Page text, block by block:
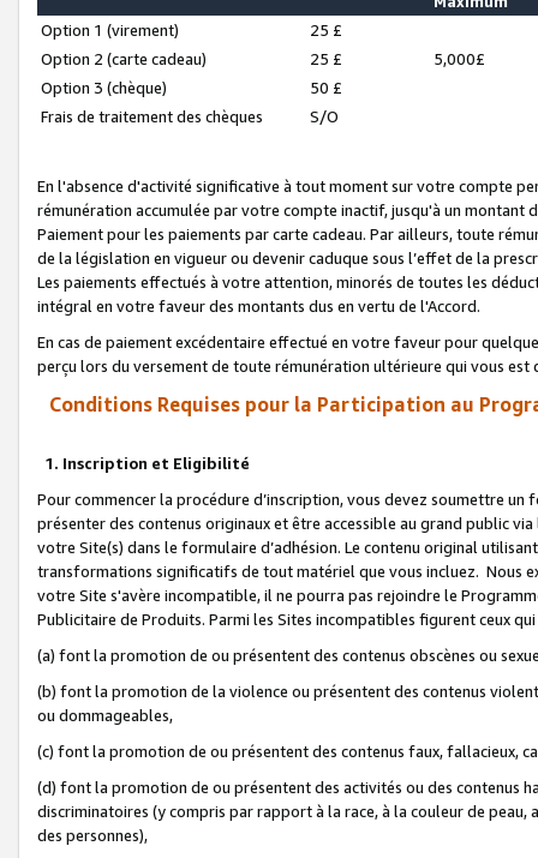
Option 1 (virement)
25 £
Option 2 (carte cadeau)
25 £
5,000£
Option 3 (chèque)
50 £
Frais de traitement des chèques
S/O
En l'absence d'activité significative à tout moment sur votre compte
rémunération accumulée par votre compte inactif, jusqu'à un montant
Paiement pour les paiements par carte cadeau. Par ailleurs, toute
de la législation en vigueur ou devenir caduque sous l’effet de la
Les paiements effectués à votre attention, minorés de toutes les
intégral en votre faveur des montants dus en vertu de l'Accord.
En cas de paiement excédentaire effectué en votre faveur pour
perçu lors du versement de toute rémunération ultérieure qui vous est
Conditions Requises pour la Participation au
1. Inscription et Eligibilité
Pour commencer la procédure d’inscription, vous devez soumettre
présenter des contenus originaux et être accessible au grand public
votre Site(s) dans le formulaire d’adhésion. Le contenu original
transformations significatifs de tout matériel que vous incluez. Nous
votre Site s'avère incompatible, il ne pourra pas rejoindre le
Publicitaire de Produits. Parmi les Sites incompatibles figurent ceux
(a) font la promotion de ou présentent des contenus obscènes ou
(b) font la promotion de la violence ou présentent des contenus
ou dommageables,
(c) font la promotion de ou présentent des contenus faux, fallacieux,
(d) font la promotion de ou présentent des activités ou des contenus
discriminatoires (y compris par rapport à la race, à la couleur de
des personnes),